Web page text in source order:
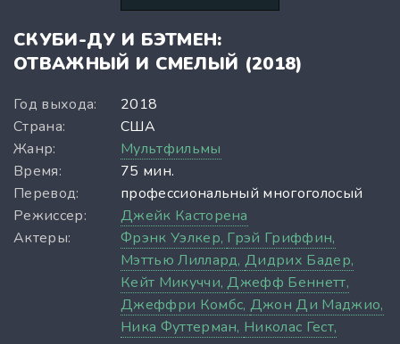
СКУБИ-ДУ И БЭТМЕН:
ОТВАЖНЫЙ И СМЕЛЫЙ (2018)
Год выхода:
2018
Страна:
США
Жанр:
Мультфильмы
Время:
75 мин.
Перевод:
профессиональный многоголосый
Режиссер:
Джейк Касторена
Актеры:
Фрэнк Уэлкер, Грэй Гриффин,
Мэттью Лиллард,Дидрих Бадер,
Кейт Микуччи,Джефф Беннетт,
Джеффри Комбс, Джон Ди Маджио,
Ника Футтерман, Николас Гест,